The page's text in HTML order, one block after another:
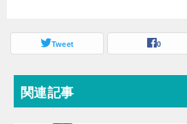
ベイパーズ）
【リキッド】レ
Tweet 0
関連記事